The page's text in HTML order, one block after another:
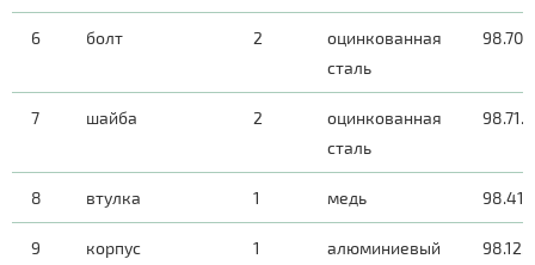
6 болт 2
оцинкованная
сталь
7 шайба 2
оцинкованная
сталь
8 втулка 1 медь
9 корпус 1
алюминиевый